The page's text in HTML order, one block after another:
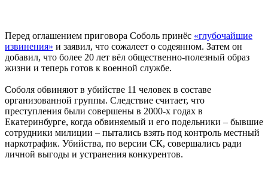
Перед оглашением приговора Соболь принёс «глубочайшие
извинения» и заявил, что сожалеет о содеянном. Затем он
добавил, что более 20 лет вёл общественно-полезный образ
жизни и теперь готов к военной службе.
Соболя обвиняют в убийстве 11 человек в составе
организованной группы. Следствие считает, что
преступления были совершены в 2000-х годах в
Екатеринбурге, когда обвиняемый и его подельники – бывшие
сотрудники милиции – пытались взять под контроль местный
наркотрафик. Убийства, по версии СК, совершались ради
личной выгоды и устранения конкурентов.